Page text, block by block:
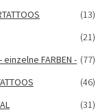
(13)
(21)
einzelne FARBEN - (77)
(46)
(31)